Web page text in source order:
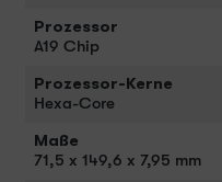
Prozessor
A19 Chip
Prozessor-Kerne
Hexa-Core
Maße
71,5 x 149,6 x 7,95 mm